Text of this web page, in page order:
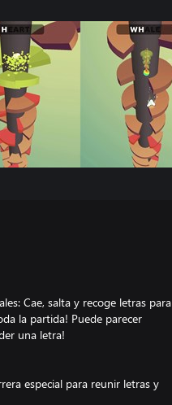
Cae, salta y recoge letras para
la partida! Puede parecer
una letra!
especial para reunir letras y